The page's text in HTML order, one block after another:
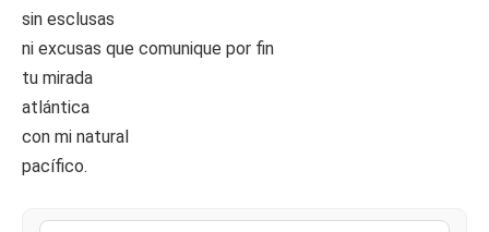
sin esclusas
ni excusas que comunique por fin
tu mirada
atlántica
con mi natural
pacífico.